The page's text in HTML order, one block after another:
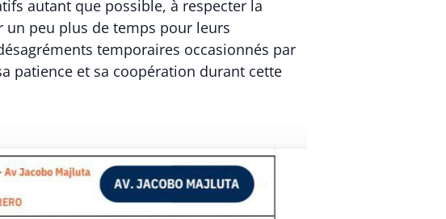
autant que possible, à respecter la
un peu plus de temps pour leurs
temporaires occasionnés par
patience et sa coopération durant cette